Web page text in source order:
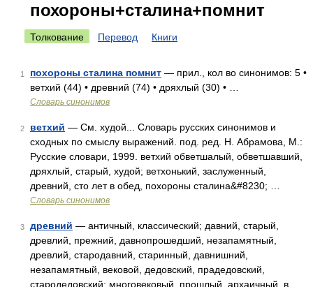
похороны+сталина+помнит
Толкование Перевод Книги
1 похороны сталина помнит — прил., кол во синонимов: 5 •
ветхий (44) • древний (74) • дряхлый (30) • …
Словарь синонимов
2 ветхий — См. худой... Словарь русских синонимов и
сходных по смыслу выражений. под. ред. Н. Абрамова, М.:
Русские словари, 1999. ветхий обветшалый, обветшавший,
дряхлый, старый, худой; ветхонький, заслуженный,
древний, сто лет в обед, похороны сталина&#8230; …
Словарь синонимов
3 древний — античный, классический; давний, старый,
древлий, прежний, давнопрошедший, незапамятный,
древлий, стародавний, старинный, давнишний,
незапамятный, вековой, дедовский, прадедовский,
стародедовский; многовековый, прошлый, архаичный, в